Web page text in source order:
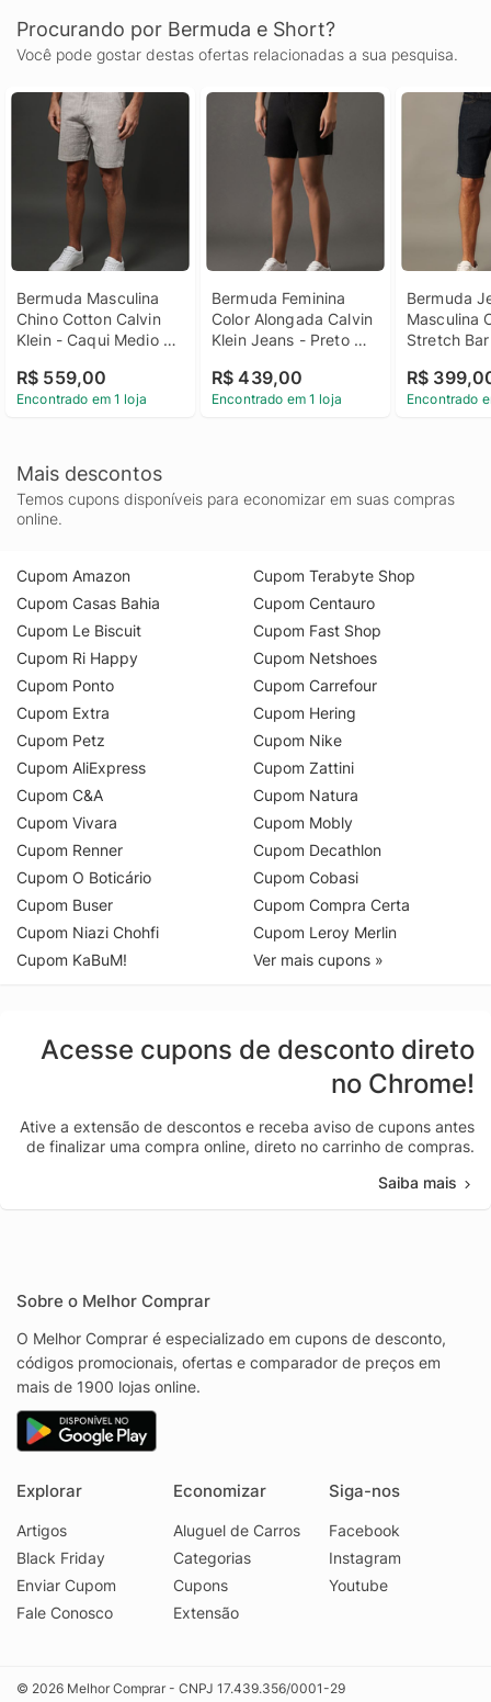
Procurando por Bermuda e Short?
Você pode gostar destas ofertas relacionadas a sua pesquisa.
Bermuda Masculina
Chino Cotton Calvin
Klein - Caqui Medio
Chino Cotton Calvin
Klein Caqui Medio 46
R$ 559,00
Encontrado em 1 loja
Bermuda Feminina
Color Alongada Calvin
Klein Jeans - Preto
Color Alongada Calvin
Klein Jeans Preto 36
R$ 439,00
Encontrado em 1 loja
Bermuda
Masculina
Stretch
Jeans -
Bermuda
R$
Encontrado
Mais descontos
Temos cupons disponíveis para economizar em suas compras
online.
Cupom Amazon
Cupom Casas Bahia
Cupom Le Biscuit
Cupom Ri Happy
Cupom Ponto
Cupom Extra
Cupom Petz
Cupom AliExpress
Cupom C&A
Cupom Vivara
Cupom Renner
Cupom O Boticário
Cupom Buser
Cupom Niazi Chohfi
Cupom KaBuM!
Cupom Terabyte Shop
Cupom Centauro
Cupom Fast Shop
Cupom Netshoes
Cupom Carrefour
Cupom Hering
Cupom Nike
Cupom Zattini
Cupom Natura
Cupom Mobly
Cupom Decathlon
Cupom Cobasi
Cupom Compra Certa
Cupom Leroy Merlin
Ver mais cupons »
Acesse cupons de desconto direto
no Chrome!
Ative a extensão de descontos e receba aviso de cupons antes
de finalizar uma compra online, direto no carrinho de compras.
Saiba mais
Sobre o Melhor Comprar
O Melhor Comprar é especializado em cupons de desconto,
códigos promocionais, ofertas e comparador de preços em
mais de 1900 lojas online.
Explorar
Artigos
Black Friday
Enviar Cupom
Fale Conosco
Economizar
Aluguel de Carros
Categorias
Cupons
Extensão
Siga-nos
Facebook
Instagram
Youtube
© 2026 Melhor Comprar - CNPJ 17.439.356/0001-29